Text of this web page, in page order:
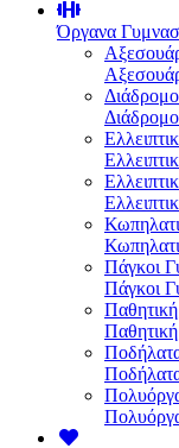
Όργανα
Πάγκοι
Πάγκοι